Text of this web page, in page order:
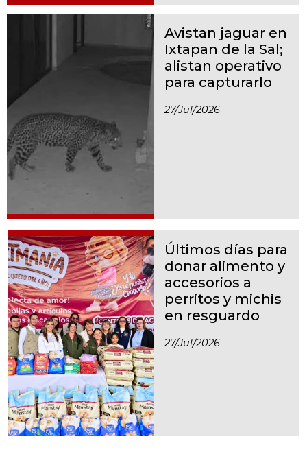
Avistan jaguar en
Ixtapan de la Sal;
alistan operativo
para capturarlo
27/jul/2026
Últimos días para
donar alimento y
accesorios a
perritos y michis
en resguardo
27/jul/2026